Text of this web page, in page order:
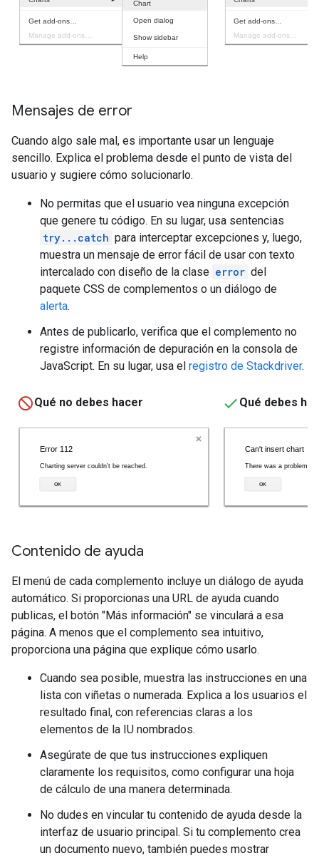
Mensajes de error
Cuando algo sale mal, es importante usar un lenguaje
sencillo. Explica el problema desde el punto de vista del
usuario y sugiere cómo solucionarlo.
No permitas que el usuario vea ninguna excepción
que genere tu código. En su lugar, usa sentencias
try...catch para interceptar excepciones y, luego,
muestra un mensaje de error fácil de usar con texto
intercalado con diseño de la clase error del
paquete CSS de complementos o un diálogo de
alerta.
Antes de publicarlo, verifica que el complemento no
registre información de depuración en la consola de
JavaScript. En su lugar, usa el registro de Stackdriver.
Qué no debes hacer Qué debes
Contenido de ayuda
El menú de cada complemento incluye un diálogo de ayuda
automático. Si proporcionas una URL de ayuda cuando
publicas, el botón "Más información" se vinculará a esa
página. A menos que el complemento sea intuitivo,
proporciona una página que explique cómo usarlo.
Cuando sea posible, muestra las instrucciones en una
lista con viñetas o numerada. Explica a los usuarios el
resultado final, con referencias claras a los
elementos de la IU nombrados.
Asegúrate de que tus instrucciones expliquen
claramente los requisitos, como configurar una hoja
de cálculo de una manera determinada.
No dudes en vincular tu contenido de ayuda desde la
interfaz de usuario principal. Si tu complemento crea
un documento nuevo, también puedes mostrar